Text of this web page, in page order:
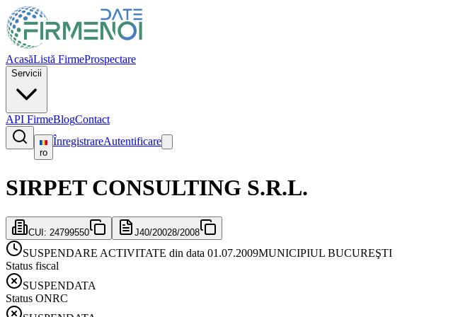
AcasăListă FirmeProspectare
Servicii
API FirmeBlogContact
ro
ÎnregistrareAutentificare
SIRPET CONSULTING S.R.L.
CUI: 24799550 J40/20028/2008
SUSPENDARE ACTIVITATE din data 01.07.2009MUNICIPIUL BUCUREŞTI
Status fiscal
SUSPENDATA
Status ONRC